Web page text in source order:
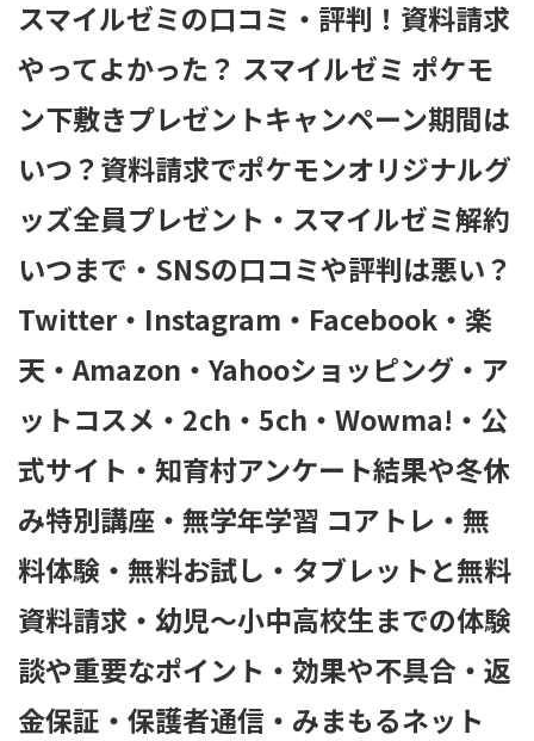
スマイルゼミの口コミ・評判！資料請求
やってよかった？ スマイルゼミ ポケモ
ン下敷きプレゼントキャンペーン期間は
いつ？資料請求でポケモンオリジナルグ
ッズ全員プレゼント・スマイルゼミ解約
いつまで・SNSの口コミや評判は悪い？
Twitter・Instagram・Facebook・楽
天・Amazon・Yahooショッピング・ア
ットコスメ・2ch・5ch・Wowma!・公
式サイト・知育村アンケート結果や冬休
み特別講座・無学年学習 コアトレ・無
料体験・無料お試し・タブレットと無料
資料請求・幼児～小中高校生までの体験
談や重要なポイント・効果や不具合・返
金保証・保護者通信・みまもるネット